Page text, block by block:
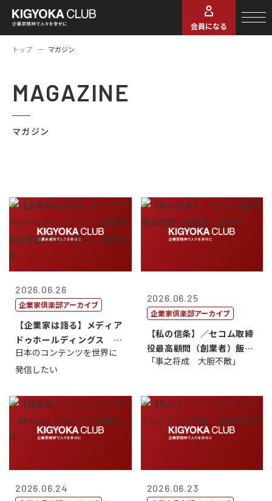
会員になる
トップ マガジン
MAGAZINE
マガジン
2026.06.26
企業家倶楽部アーカイブ
【企業家は語る】メディア
ドゥホールディングス 代
表取締役社長...
日本のコンテンツを世界に
発信したい
2026.06.25
企業家倶楽部アーカイブ
【私の信条】／セコム取締
役最高顧問（創業者）飯田
亮
「事之将成 大胆不敵」
2026.06.24 2026.06.23